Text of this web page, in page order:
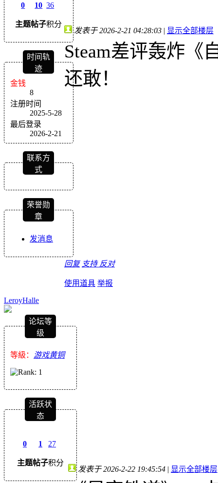
0
主题
10
帖子
36
积分
时间轨
迹
金钱
8
注册时间
2025-5-28
最后登录
2026-2-21
联系方
式
荣誉勋
章
发消息
发表于 2026-2-21 04:28:03 | 显示全部楼层
Steam差评轰炸《
还敢！
回复 支持 反对
使用道具 举报
LeroyHalle
论坛等
级
等級： 游戏黄铜
活跃状
态
0
主题
1
帖子
27
积分
发表于 2026-2-22 19:45:54 | 显示全部楼层